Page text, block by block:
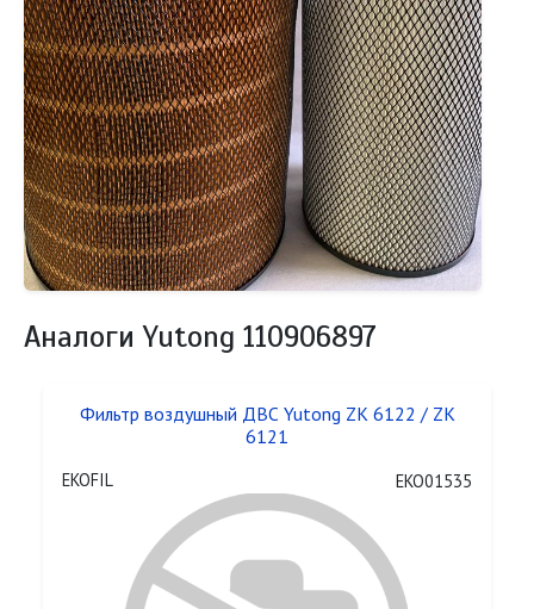
Аналоги Yutong 110906897
Фильтр воздушный ДВС Yutong ZK 6122 / ZK
6121
EKOFIL EKO01535